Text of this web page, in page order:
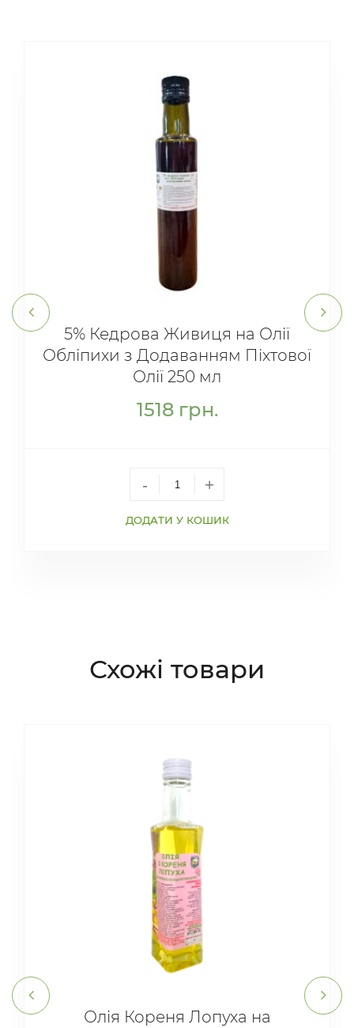
5% Кедрова Живиця на Олії
Обліпихи з Додаванням Піхтової
Олії 250 мл
1518грн.
- +
ДОДАТИ У КОШИК
Схожі товари
Олія Кореня Лопуха на